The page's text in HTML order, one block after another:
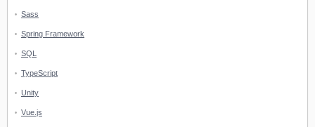
Sass
Spring Framework
SQL
TypeScript
Unity
Vue.js